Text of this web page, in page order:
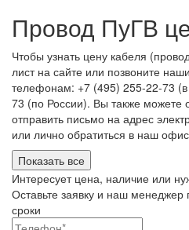
Провод ПуГВ
Чтобы узнать цену кабеля
лист на сайте или позвоните
телефонам: +7 (495) 255-22-73
73 (по России). Вы также можете
отправить письмо на адрес
или лично обратиться в наш
Показать все
Интересует цена, наличие или
Оставьте заявку и наш менеджер
сроки